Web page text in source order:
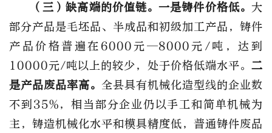
（三）缺高端的价值链。一是铸件价格低。大
部分产品是毛坯品、半成品和初级加工产品，铸件
产品价格普遍在6000元—8000元/吨，达到
10000元/吨以上的较少，处于价格低端水平。 二
是产品废品率高。 全县具有机械化造型线的企业数
不到35%，相当部分企业仍以手工和简单机械为
主，铸造机械化水平和模具精度低，普通铸件废品